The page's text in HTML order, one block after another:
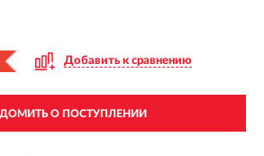
Добавить к сравнению
О ПОСТУПЛЕНИИ